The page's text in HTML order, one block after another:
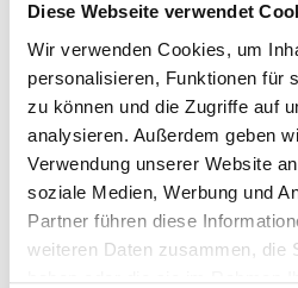
Diese Webseite verwendet
Wir verwenden Cookies, um
personalisieren, Funktionen für
zu können und die Zugriffe auf
analysieren. Außerdem geben
Verwendung unserer Website
soziale Medien, Werbung und
Partner führen diese
weiteren Daten zusammen, die
haben oder die sie im Rahmen
Nachname*
Straße &
Hausnummer*